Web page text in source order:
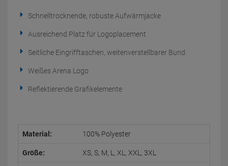
Schnelltrocknende, robuste Aufwärmjacke
Ausreichend Platz für Logoplacement
Seitliche Eingrifftaschen, weitenverstellbarer Bund
Weißes Arena Logo
Reflektierende Grafikelemente
Material: 100% Polyester
Größe: XS, S, M, L, XL, XXL, 3XL